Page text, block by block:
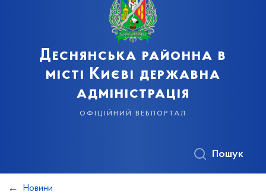
Деснянська районна в
місті Києві державна
адміністрація
офіційний вебпортал
Пошук
Новини